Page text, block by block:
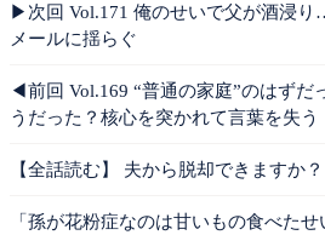
▶︎次回 Vol.171 俺のせいで父が酒浸
メールに揺らぐ
◀︎前回 Vol.169 “普通の家庭”のはず
うだった？核心を突かれて言葉を失う
【全話読む】 夫から脱却できますか？
「孫が花粉症なのは甘いもの食べた